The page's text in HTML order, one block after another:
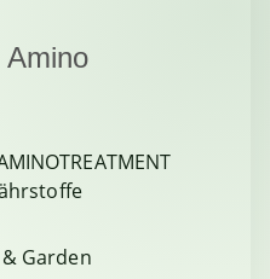
Garden